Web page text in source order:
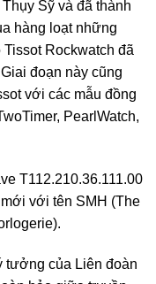
Sỹ và đã thành
hàng loạt những
Rockwatch đã
đoạn này cũng
với các mẫu đồng
PearlWatch,
T112.210.36.111.00
với tên SMH (The
tưởng của Liên đoàn